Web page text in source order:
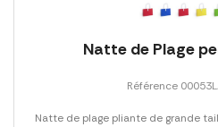
Natte de Plage
Référence
Natte de plage pliante de grande